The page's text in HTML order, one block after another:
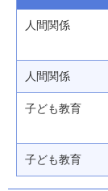
人間関係
人間関係
子ども教育
子ども教育